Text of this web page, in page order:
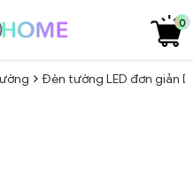
0
Đèn tường LED đơn giản